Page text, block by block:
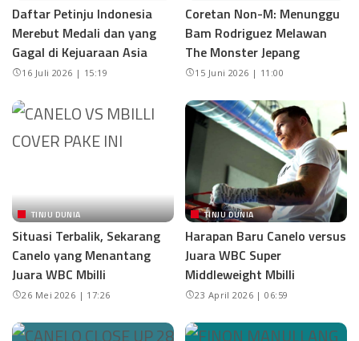
Daftar Petinju Indonesia
Merebut Medali dan yang
Gagal di Kejuaraan Asia
16 Juli 2026 | 15:19
Coretan Non-M: Menunggu
Bam Rodriguez Melawan
The Monster Jepang
15 Juni 2026 | 11:00
TINJU DUNIA
Situasi Terbalik, Sekarang
Canelo yang Menantang
Juara WBC Mbilli
26 Mei 2026 | 17:26
TINJU DUNIA
Harapan Baru Canelo versus
Juara WBC Super
Middleweight Mbilli
23 April 2026 | 06:59